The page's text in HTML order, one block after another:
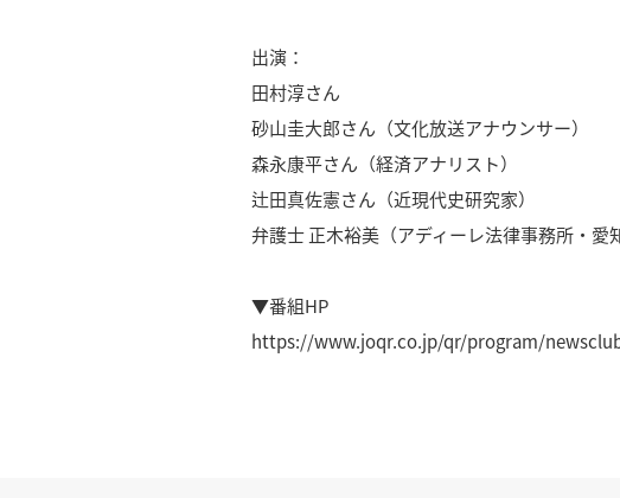
出演：
田村淳さん
砂山圭大郎さん（文化放送アナウンサー）
森永康平さん（経済アナリスト）
辻田真佐憲さん（近現代史研究家）
弁護士 正木裕美（アディーレ法律事務所・愛
▼番組HP
https://www.joqr.co.jp/qr/program/